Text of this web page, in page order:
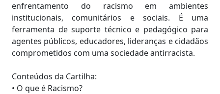
enfrentamento do racismo em ambientes
institucionais, comunitários e sociais. É uma
ferramenta de suporte técnico e pedagógico para
agentes públicos, educadores, lideranças e cidadãos
comprometidos com uma sociedade antirracista.
Conteúdos da Cartilha:
• O que é Racismo?